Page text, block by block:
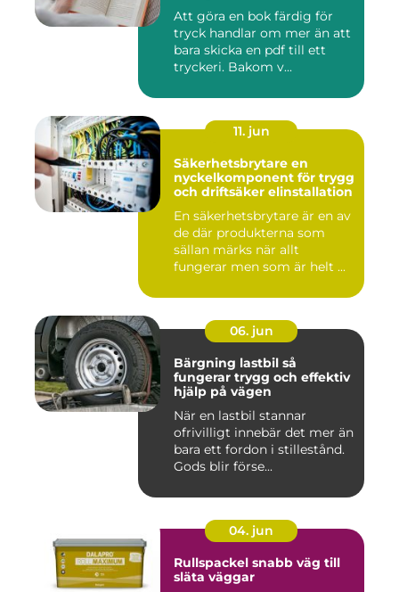
Att göra en bok färdig för
tryck handlar om mer än att
bara skicka en pdf till ett
tryckeri. Bakom v...
11. jun
Säkerhetsbrytare en
nyckelkomponent för trygg
och driftsäker elinstallation
En säkerhetsbrytare är en av
de där produkterna som
sällan märks när allt
fungerar men som är helt ...
06. jun
Bärgning lastbil så
fungerar trygg och effektiv
hjälp på vägen
När en lastbil stannar
ofrivilligt innebär det mer än
bara ett fordon i stillestånd.
Gods blir förse...
04. jun
Rullspackel snabb väg till
släta väggar